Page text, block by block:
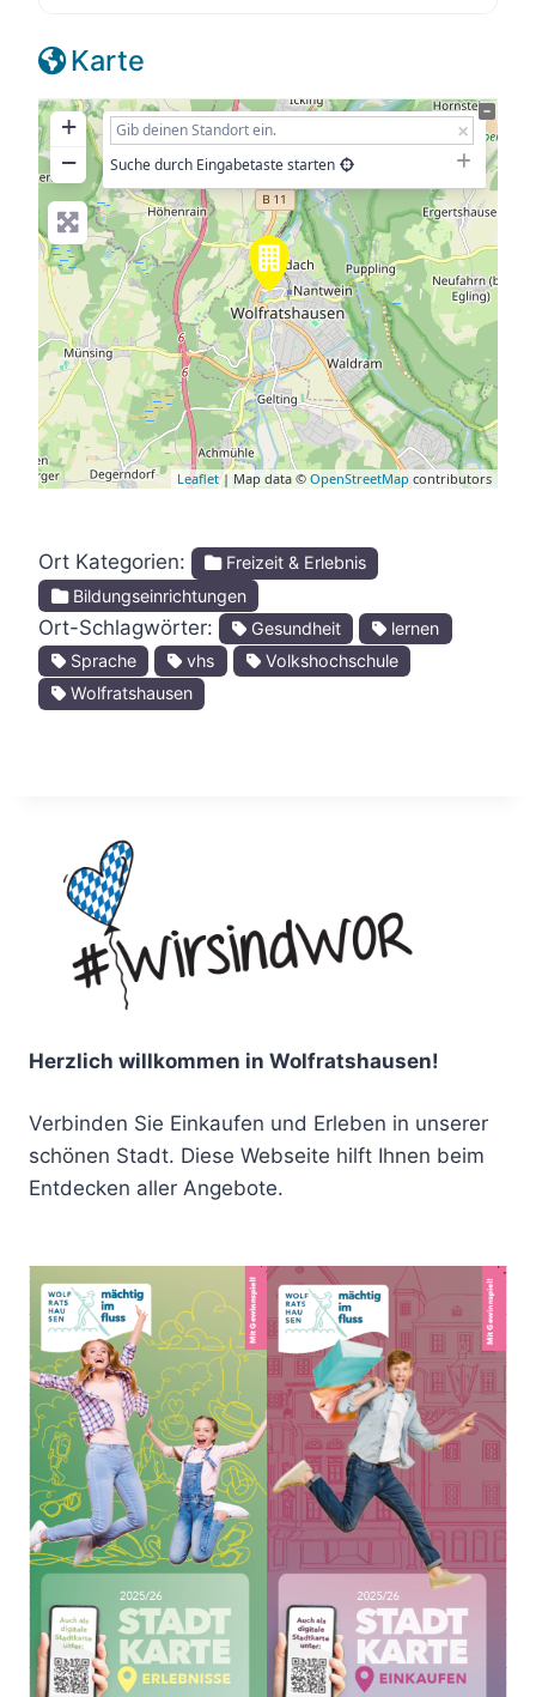
Karte
+
−
Suche durch Eingabetaste starten
Leaflet| Map data © OpenStreetMapcontributors
Ort Kategorien:
Freizeit & Erlebnis
Bildungseinrichtungen
Ort-Schlagwörter: Gesundheit
lernen
Sprache
vhs
Volkshochschule
Wolfratshausen
Herzlich willkommen in Wolfratshausen!
Verbinden Sie Einkaufen und Erleben in unserer
schönen Stadt. Diese Webseite hilft Ihnen beim
Entdecken aller Angebote.